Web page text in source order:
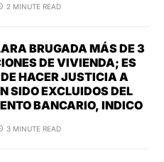
2 MINUTE READ
BRUGADA MÁS DE 3
DE VIVIENDA; ES
HACER JUSTICIA A
SIDO EXCLUIDOS DEL
BANCARIO, INDICO
3 MINUTE READ